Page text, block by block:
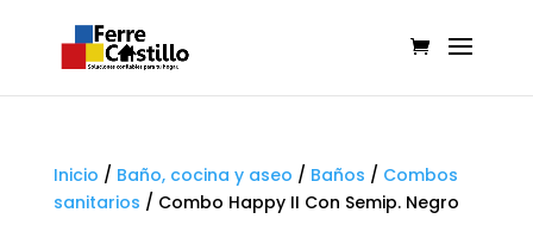
Inicio / Baño, cocina y aseo / Baños / Combos
sanitarios / Combo Happy II Con Semip. Negro